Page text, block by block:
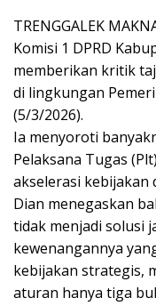
TRENGGALEK
Komisi 1 DPRD
memberikan kritik
di lingkungan
(5/3/2026).
Ia menyoroti
Pelaksana Tugas
akselerasi kebijakan
​Dian menegaskan
tidak menjadi solusi
kewenangannya
kebijakan strategis,
aturan hanya tiga